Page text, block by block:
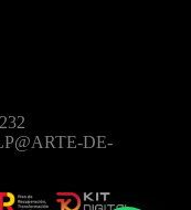
DE-